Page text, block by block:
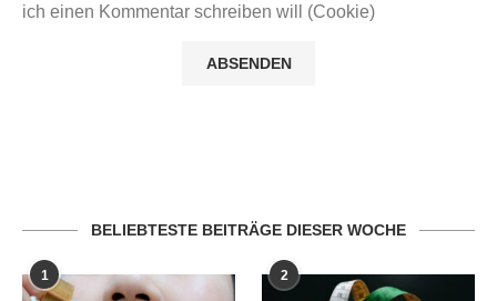
ich einen Kommentar schreiben will (Cookie)
BELIEBTESTE BEITRÄGE DIESER WOCHE
1 2